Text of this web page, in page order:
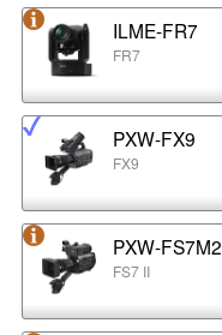
ILME-FR7
FR7
PXW-FX9
FX9
PXW-FS7M2
FS7 II